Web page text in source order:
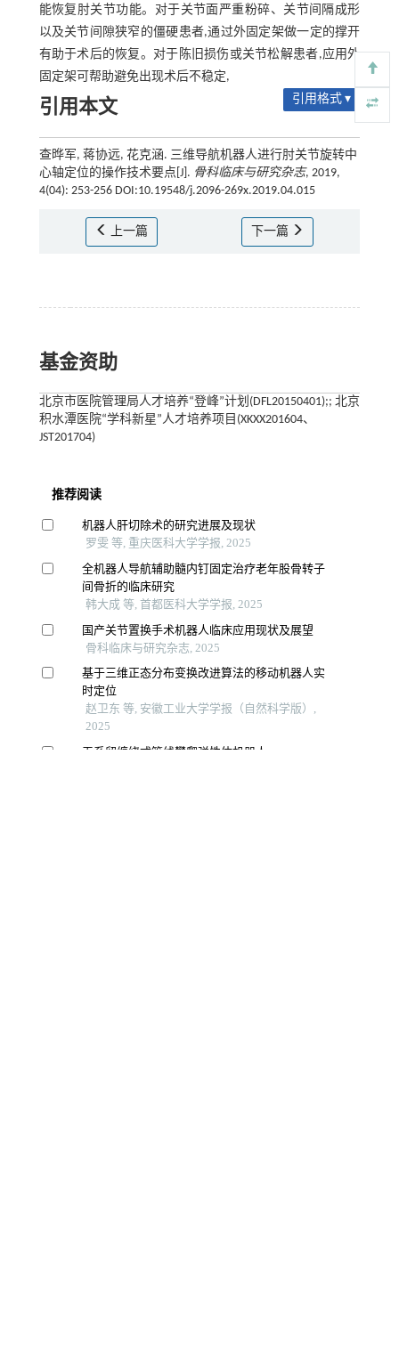
能恢复肘关节功能。对于关节面严重粉碎、关节间隔成形
以及关节间隙狭窄的僵硬患者,通过外固定架做一定的撑开
有助于术后的恢复。对于陈旧损伤或关节松解患者,应用外
固定架可帮助避免出现术后不稳定,
引用本文 引用格式 ▾
查晔军, 蒋协远, 花克涵. 三维导航机器人进行肘关节旋转中
心轴定位的操作技术要点[J]. 骨科临床与研究杂志, 2019,
4(04): 253-256 DOI:10.19548/j.2096-269x.2019.04.015
上一篇 下一篇
基金资助
北京市医院管理局人才培养“登峰”计划(DFL20150401);; 北京
积水潭医院“学科新星”人才培养项目(XKXX201604、
JST201704)